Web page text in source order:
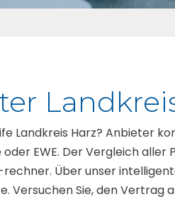
Landkreis Harz? Anbieter
EWE. Der Vergleich aller
rechner. Über unser
Versuchen Sie, den Vertrag